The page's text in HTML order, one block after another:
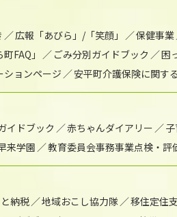
広報「あびら」/「笑顔」 保健事業
FAQ」
ごみ分別ガイドブック 困
ションページ
安平町介護保険に関す
イドブック 赤ちゃんダイアリー
来学園 教育委員会事務事業点検・評
納税 地域おこし協力隊 移住定住